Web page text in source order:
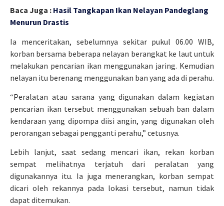
Baca Juga : Hasil Tangkapan Ikan Nelayan Pandeglang
Menurun Drastis
Ia menceritakan, sebelumnya sekitar pukul 06.00 WIB,
korban bersama beberapa nelayan berangkat ke laut untuk
melakukan pencarian ikan menggunakan jaring. Kemudian
nelayan itu berenang menggunakan ban yang ada di perahu.
“Peralatan atau sarana yang digunakan dalam kegiatan
pencarian ikan tersebut menggunakan sebuah ban dalam
kendaraan yang dipompa diisi angin, yang digunakan oleh
perorangan sebagai pengganti perahu,” cetusnya.
Lebih lanjut, saat sedang mencari ikan, rekan korban
sempat melihatnya terjatuh dari peralatan yang
digunakannya itu. Ia juga menerangkan, korban sempat
dicari oleh rekannya pada lokasi tersebut, namun tidak
dapat ditemukan.